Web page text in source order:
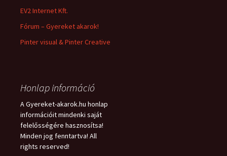
EV2 Internet Kft.
Fórum – Gyereket akarok!
Pinter visual & Pinter Creative
Honlap információ
A Gyereket-akarok.hu honlap
információit mindenki saját
felelősségére hasznosítsa!
Minden jog fenntartva! All
rights reserved!